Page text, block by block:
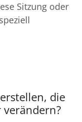
Sitzung oder
die